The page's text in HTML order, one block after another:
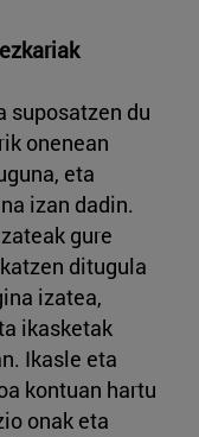
suposatzen du
onenean
eta
izan dadin.
gure
ditugula
izatea,
ikasketak
Ikasle eta
kontuan hartu
onak eta